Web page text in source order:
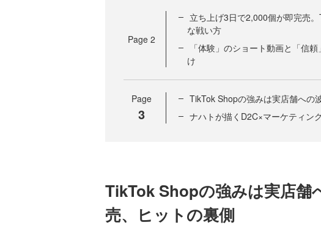
Page 2
立ち上げ3日で2,000個が即完売
な戦い方
「体験」のショート動画と「信
け
Page
3
TikTok Shopの強みは実店舗へ
ナハトが描くD2C×マーケティン
TikTok Shopの強みは実店
売、ヒットの裏側